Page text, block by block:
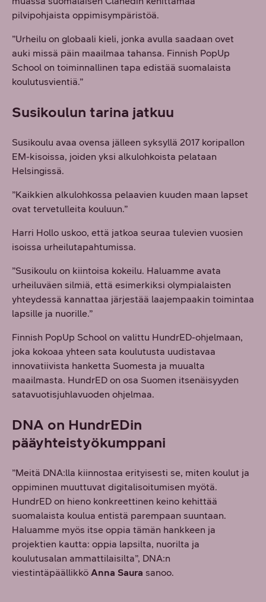
pilvipohjaista oppimisympäristöä.
”Urheilu on globaali kieli, jonka avulla saadaan ovet
auki missä päin maailmaa tahansa. Finnish PopUp
School on toiminnallinen tapa edistää suomalaista
koulutusvientiä.”
Susikoulun tarina jatkuu
Susikoulu avaa ovensa jälleen syksyllä 2017 koripallon
EM-kisoissa, joiden yksi alkulohkoista pelataan
Helsingissä.
”Kaikkien alkulohkossa pelaavien kuuden maan lapset
ovat tervetulleita kouluun.”
Harri Hollo uskoo, että jatkoa seuraa tulevien vuosien
isoissa urheilutapahtumissa.
”Susikoulu on kiintoisa kokeilu. Haluamme avata
urheiluväen silmiä, että esimerkiksi olympialaisten
yhteydessä kannattaa järjestää laajempaakin toimintaa
lapsille ja nuorille.”
Finnish PopUp School on valittu HundrED-ohjelmaan,
joka kokoaa yhteen sata koulutusta uudistavaa
innovatiivista hanketta Suomesta ja muualta
maailmasta. HundrED on osa Suomen itsenäisyyden
satavuotisjuhlavuoden ohjelmaa.
DNA on HundrEDin
pääyhteistyökumppani
”Meitä DNA:lla kiinnostaa erityisesti se, miten koulut ja
oppiminen muuttuvat digitalisoitumisen myötä.
HundrED on hieno konkreettinen keino kehittää
suomalaista koulua entistä parempaan suuntaan.
Haluamme myös itse oppia tämän hankkeen ja
projektien kautta: oppia lapsilta, nuorilta ja
koulutusalan ammattilaisilta”, DNA:n
viestintäpäällikkö Anna Saura sanoo.